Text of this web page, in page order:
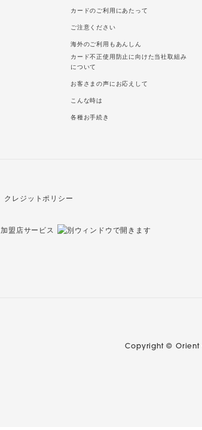
カードのご利用にあたって
ご注意ください
海外のご利用もあんしん
カード不正使用防止に向けた当社取組み
について
お客さまの声にお応えして
こんな時は
各種お手続き
加盟店サービス
クレジットポリシー
Copyright © Orient